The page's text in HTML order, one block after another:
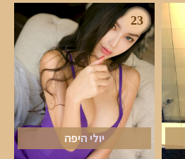
23
יולי היפה